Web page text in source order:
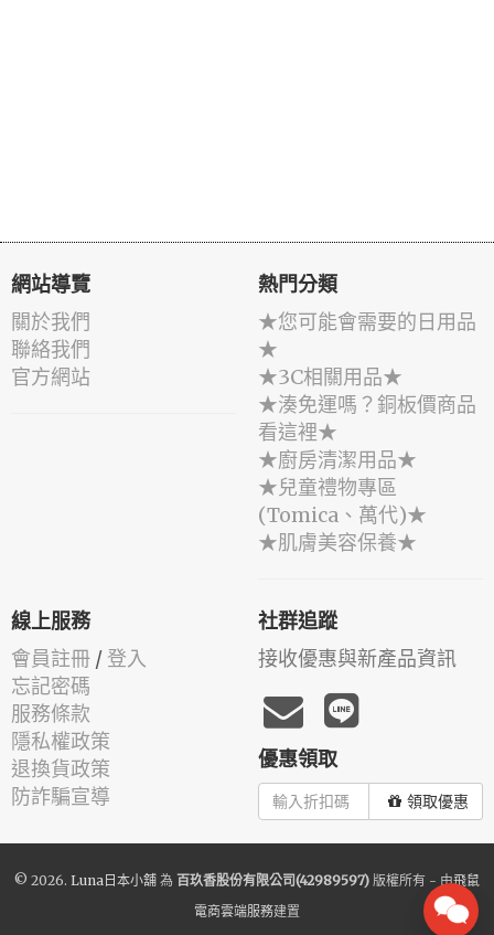
網站導覽
關於我們
聯絡我們
官方網站
熱門分類
★您可能會需要的日用品
★
★3C相關用品★
★湊免運嗎？銅板價商品
看這裡★
★廚房清潔用品★
★兒童禮物專區
(Tomica、萬代)★
★肌膚美容保養★
線上服務
會員註冊 / 登入
忘記密碼
服務條款
隱私權政策
退換貨政策
防詐騙宣導
社群追蹤
接收優惠與新產品資訊
優惠領取
領取優惠
© 2026. Luna日本小舖 為 百玖香股份有限公司(42989597) 版權所有 - 由飛鼠
電商雲端服務建置